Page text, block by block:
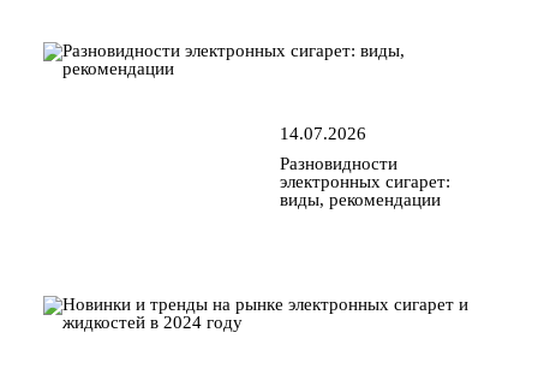
14.07.2026
Разновидности
электронных сигарет:
виды, рекомендации